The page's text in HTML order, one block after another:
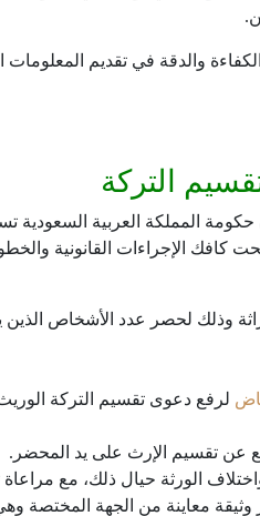
والدقة في تقديم
التركة
المملكة العربية السعودية
كافك الإجراءات القانونية
وذلك لحصر عدد الأشخاص الذين
لرفع دعوى تقسيم التركة
عن تقسيم الإرث على يد المحضر.
الورثة حيال ذلك، مع
معاينة من الجهة المختصة